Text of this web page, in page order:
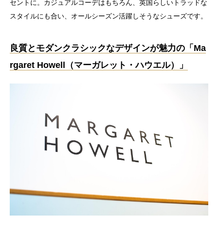
セントに。カジュアルコーデはもちろん、英国らしいトラッドな
スタイルにも合い、オールシーズン活躍しそうなシューズです。
良質とモダンクラシックなデザインが魅力の「Ma
rgaret Howell（マーガレット・ハウエル）」